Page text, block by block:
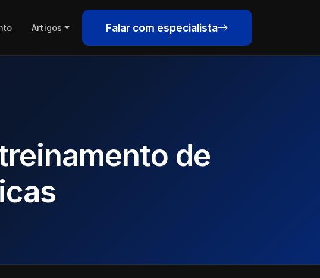
Artigos Falar com especialista
de